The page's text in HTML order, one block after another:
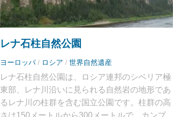
レナ石柱自然公園
ヨーロッパ / ロシア / 世界自然遺産
レナ石柱自然公園は、ロシア連邦のシベリア極
東部、レナ川沿いに見られる自然岩の地形であ
るレナ川の柱群を含む国立公園です。柱群の高